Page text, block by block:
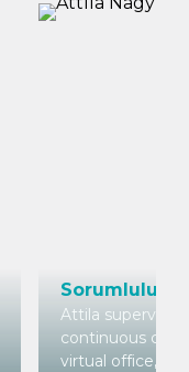
Attila
continuous
virtual office,